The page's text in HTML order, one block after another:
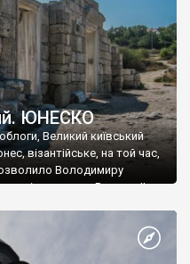
ЮНЕСКО
Великий київський
візантійське, на той час,
Володимиру
імператору Василю ІІ, та
Василем-християнином.
Херсонесу Таврійського